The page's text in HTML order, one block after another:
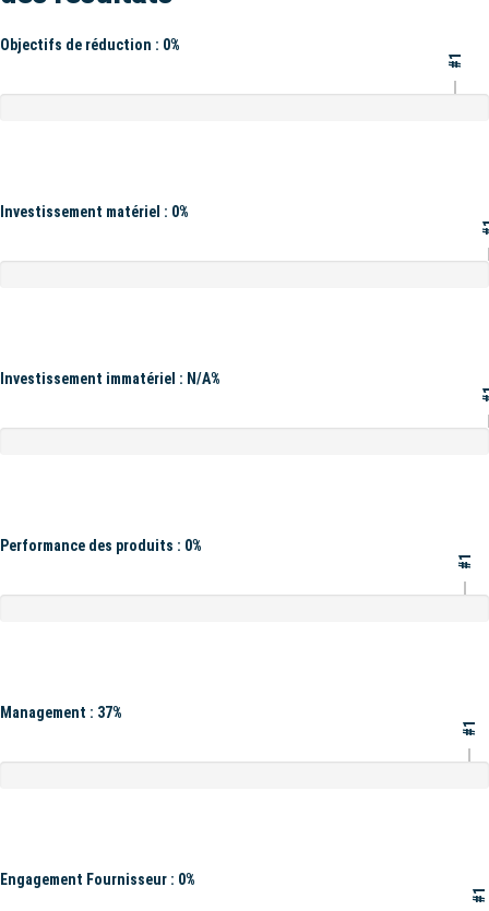
Objectifs de réduction : 0%
#1
Investissement matériel : 0%
Investissement immatériel : N/A%
Performance des produits : 0%
#1
Management : 37%
#1
Engagement Fournisseur : 0%
#1